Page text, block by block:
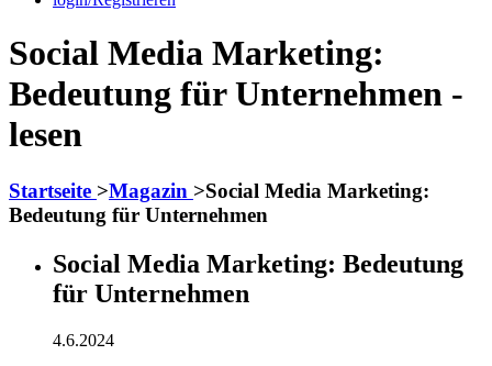
Social Media Marketing:
Bedeutung für Unternehmen -
lesen
Startseite >Magazin >Social Media Marketing:
Bedeutung für Unternehmen
Social Media Marketing: Bedeutung
für Unternehmen
4.6.2024